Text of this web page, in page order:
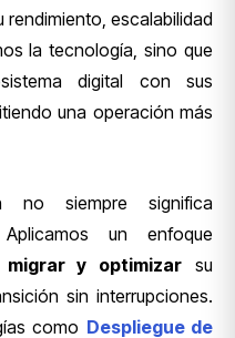
rendimiento, escalabilidad
la tecnología, sino que
digital con sus
una operación más
no siempre significa
un enfoque
migrar y optimizar su
sin interrupciones.
como Despliegue de